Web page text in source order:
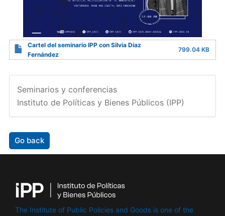
Cartel del seminario IPP con Silvia Díaz
Fernández
799.04 KB
Seminarios y conferencias
Instituto de Políticas y Bienes Públicos (IPP)
Go back
The Institute of Public Policies and Goods is one of the